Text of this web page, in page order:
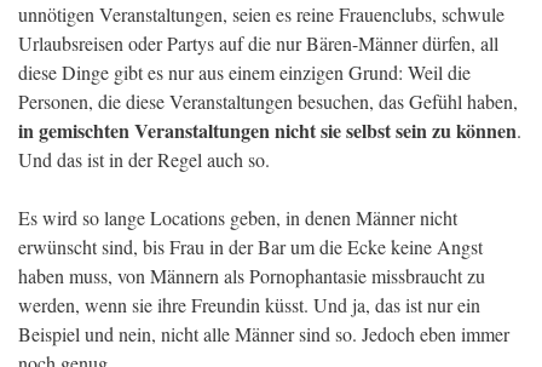
unnötigen Veranstaltungen, seien es reine Frauenclubs, schwule
Urlaubsreisen oder Partys auf die nur Bären-Männer dürfen, all
diese Dinge gibt es nur aus einem einzigen Grund: Weil die
Personen, die diese Veranstaltungen besuchen, das Gefühl haben,
in gemischten Veranstaltungen nicht sie selbst sein zu können.
Und das ist in der Regel auch so.
Es wird so lange Locations geben, in denen Männer nicht
erwünscht sind, bis Frau in der Bar um die Ecke keine Angst
haben muss, von Männern als Pornophantasie missbraucht zu
werden, wenn sie ihre Freundin küsst. Und ja, das ist nur ein
Beispiel und nein, nicht alle Männer sind so. Jedoch eben immer